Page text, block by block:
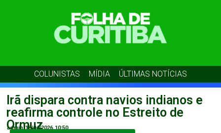
COLUNISTAS MÍDIA ÚLTIMAS NOTÍCIAS
Irã dispara contra navios indianos e
reafirma controle no Estreito de
Ormuz
admin 18/04/2026 10:50